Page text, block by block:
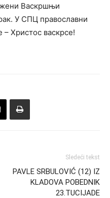
Васкршњи
У СПЦ православни
– Христос васкрсе!
Sledeći tekst
PAVLE SRBULOVIĆ (12) IZ
KLADOVA POBEDNIK
23.TUCIJADE